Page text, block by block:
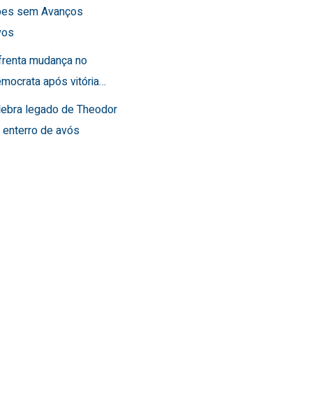
sem Avanços
mudança no
após vitória…
legado de Theodor
de avós